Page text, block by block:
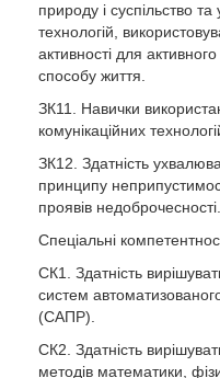
природу і суспільство та
технологій,
активності для
способу життя.
ЗК11. Навички
комунікаційних
ЗК12. Здатність
принципу
проявів недоброчесності.
Спеціальні
СК1. Здатність
систем
(САПР).
СК2. Здатність
методів математики,